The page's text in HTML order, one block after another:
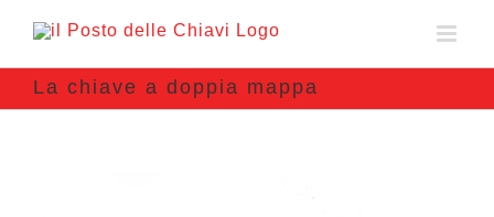
La chiave a doppia mappa